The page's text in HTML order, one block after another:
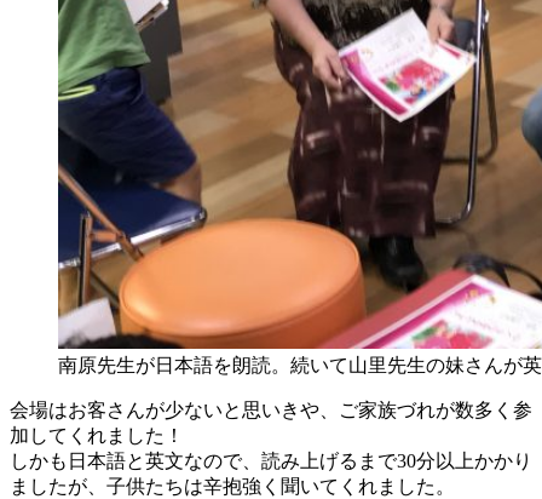
南原先生が日本語を朗読。続いて山里先生の妹さんが
会場はお客さんが少ないと思いきや、ご家族づれが数多く参
加してくれました！
しかも日本語と英文なので、読み上げるまで30分以上かかり
ましたが、子供たちは辛抱強く聞いてくれました。